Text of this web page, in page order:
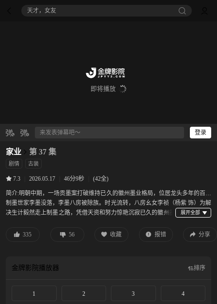
八仙！
即将播放
登录
家业 第 37 集
剧情 古装
7.3 2026.05.17 46分9秒 (42全)
简介:明朝中期，一场贡墨案打破维持已久的徽州墨业格局，位居龙头多年的百年
制墨世家李墨没落，李墨八房被除族。时光流转，八房幺女李祯（杨紫 饰）为解
决生计毅然走上制墨之路，凭借天资和努力惊艳沉寂已久的徽州墨
再造千年徽墨光彩。
335 56 收藏 报错 分享
金牌影院播放器 排序
1 2 3 4